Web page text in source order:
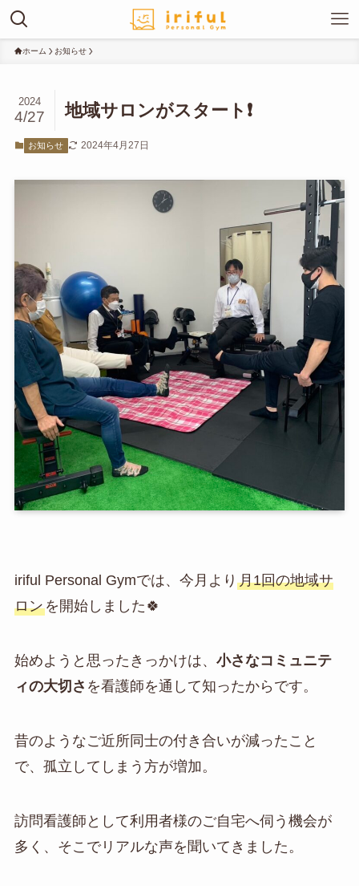
ホーム お知らせ
地域サロンがスタート❗️
2024
4/27
お知らせ 2024年4月27日
iriful Personal Gymでは、今月より 月1回の地域サ
ロンを開始しました🍀
始めようと思ったきっかけは、 小さなコミュニテ
ィの大切さ を看護師を通して知ったからです。
昔のようなご近所同士の付き合いが減ったこと
で、孤立してしまう方が増加。
訪問看護師として利用者様のご自宅へ伺う機会が
多く、そこでリアルな声を聞いてきました。